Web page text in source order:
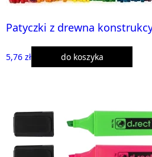
Patyczki z drewna
5,76 zł do koszyka